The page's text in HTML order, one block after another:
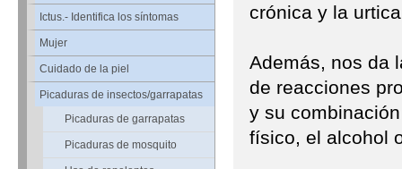
Ictus.- Identifica los síntomas
Mujer
Cuidado de la piel
Picaduras de insectos/garrapatas
Picaduras de garrapatas
Picaduras de mosquito
crónica y la
Además, nos da
de reacciones
y su
físico, el alcohol